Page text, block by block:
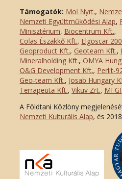
Támogatók: Mol Nyrt.,
Nemzeti Együttműködési Alap,
Minisztérium, Biocentrum Kft.,
Colas Északkő Kft., Elgoscar
Geoproduct Kft., Geoteam Kft.,
Mineralholding Kft., OMYA
O&G Development Kft., Perlit-
Geo-team Kft., Josab Hungary
Terrapeuta Kft., Vikuv Zrt., MFGI
A Földtani Közlöny
Nemzeti Kulturális Alap, és